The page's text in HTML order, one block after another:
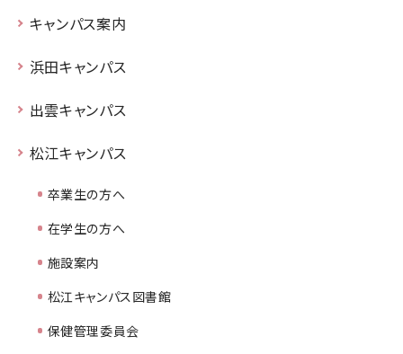
キャンパス案内
浜田キャンパス
出雲キャンパス
松江キャンパス
卒業生の方へ
在学生の方へ
施設案内
松江キャンパス図書館
保健管理委員会